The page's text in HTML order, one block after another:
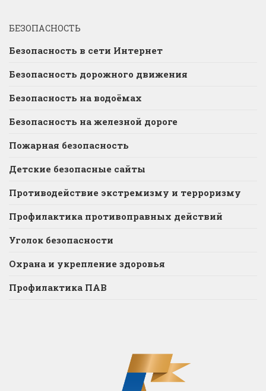
БЕЗОПАСНОСТЬ
Безопасность в сети Интернет
Безопасность дорожного движения
Безопасность на водоёмах
Безопасность на железной дороге
Пожарная безопасность
Детские безопасные сайты
Противодействие экстремизму и терроризму
Профилактика противоправных действий
Уголок безопасности
Охрана и укрепление здоровья
Профилактика ПАВ